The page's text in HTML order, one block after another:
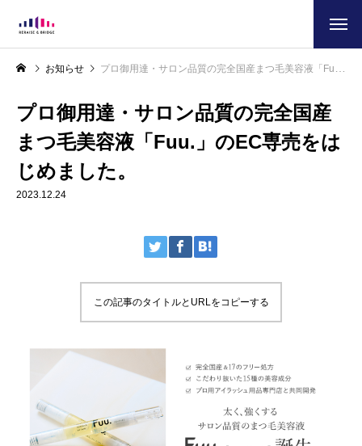
お知らせ プロ御用達・サロン品質の完全国産まつ毛美容液「Fuu.」のEC専売をはじめました。
プロ御用達・サロン品質の完全国産
まつ毛美容液「Fuu.」のEC専売をは
じめました。
2023.12.24
この記事のタイトルとURLをコピーする